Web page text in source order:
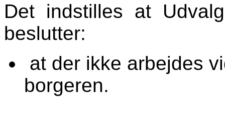
Det indstilles at
beslutter:
at der ikke arbejdes
borgeren.